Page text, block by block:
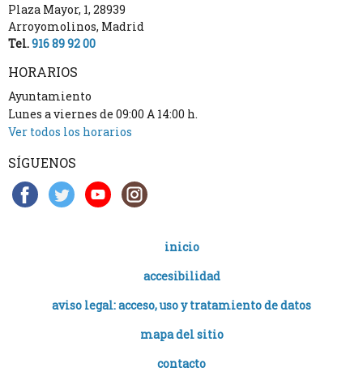
Plaza Mayor, 1, 28939
Arroyomolinos, Madrid
Tel.916 89 92 00
HORARIOS
Ayuntamiento
Lunes a viernes de 09:00 A 14:00 h.
Ver todos los horarios
SÍGUENOS
inicio
accesibilidad
aviso legal: acceso, uso y tratamiento de datos
mapa del sitio
contacto